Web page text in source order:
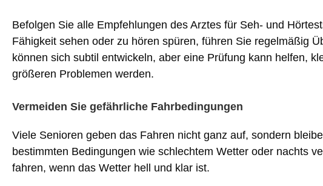
Befolgen Sie alle Empfehlungen des Arztes für Seh- und
Fähigkeit sehen oder zu hören spüren, führen Sie regelmäßig
können sich subtil entwickeln, aber eine Prüfung kann helfen,
größeren Problemen werden.
Vermeiden Sie gefährliche Fahrbedingungen
Viele Senioren geben das Fahren nicht ganz auf, sondern
bestimmten Bedingungen wie schlechtem Wetter oder nachts
fahren, wenn das Wetter hell und klar ist.